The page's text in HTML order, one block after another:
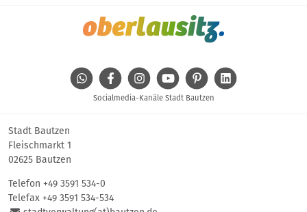
WhatsAppFacebookInstagramYoutube Pinterest
Socialmedia-Kanäle Stadt Bautzen
Stadt Bautzen
Fleischmarkt 1
02625 Bautzen
Telefon +49 3591 534-0
Telefax +49 3591 534-534